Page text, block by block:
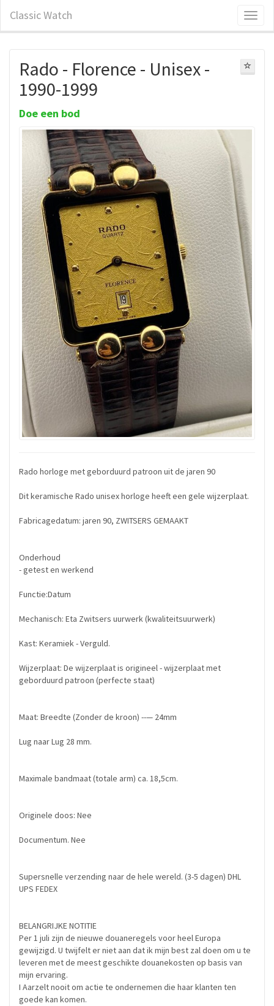
Classic Watch
Rado - Florence - Unisex -
1990-1999
Doe een bod
Rado horloge met geborduurd patroon uit de jaren 90
Dit keramische Rado unisex horloge heeft een gele wijzerplaat.
Fabricagedatum: jaren 90, ZWITSERS GEMAAKT
Onderhoud
- getest en werkend
Functie:Datum
Mechanisch: Eta Zwitsers uurwerk (kwaliteitsuurwerk)
Kast: Keramiek - Verguld.
Wijzerplaat: De wijzerplaat is origineel - wijzerplaat met
geborduurd patroon (perfecte staat)
Maat: Breedte (Zonder de kroon) --— 24mm
Lug naar Lug 28 mm.
Maximale bandmaat (totale arm) ca. 18,5cm.
Originele doos: Nee
Documentum. Nee
Supersnelle verzending naar de hele wereld. (3-5 dagen) DHL
UPS FEDEX
BELANGRIJKE NOTITIE
Per 1 juli zijn de nieuwe douaneregels voor heel Europa
gewijzigd. U twijfelt er niet aan dat ik mijn best zal doen om u te
leveren met de meest geschikte douanekosten op basis van
mijn ervaring.
I Aarzelt nooit om actie te ondernemen die haar klanten ten
goede kan komen.